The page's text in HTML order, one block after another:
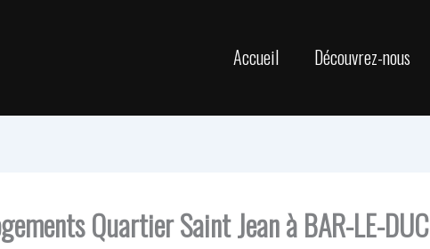
Accueil Découvrez-nous
Quartier Saint Jean à BAR-LE-DUC